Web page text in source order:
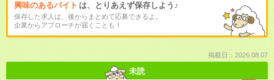
興味のあるバイト は、とりあえず保存しよう♪
保存した求人は、後からまとめて応募できるよ。
企業からアプローチが届くことも！
掲載日：2026.08.07
未読